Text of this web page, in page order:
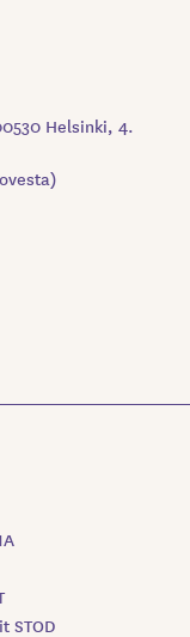
Helsinki, 4.
STOD